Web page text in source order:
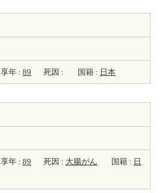
享年 : 89 死因 : 国籍 : 日本
享年 : 89 死因 : 大腸がん 国籍 : 日